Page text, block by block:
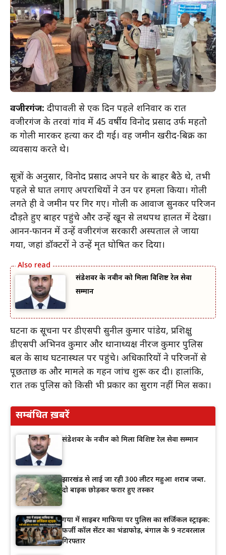
वजीरगंज: दीपावली से एक दिन पहले शनिवार की रात
वजीरगंज के तरवां गांव में 45 वर्षीय विनोद प्रसाद उर्फ महतो
की गोली मारकर हत्या कर दी गई। वह जमीन खरीद-बिक्री का
व्यवसाय करते थे।
सूत्रों के अनुसार, विनोद प्रसाद अपने घर के बाहर बैठे थे, तभी
पहले से घात लगाए अपराधियों ने उन पर हमला किया। गोली
लगते ही वे जमीन पर गिर गए। गोली की आवाज सुनकर परिजन
दौड़ते हुए बाहर पहुंचे और उन्हें खून से लथपथ हालत में देखा।
आनन-फानन में उन्हें वजीरगंज सरकारी अस्पताल ले जाया
गया, जहां डॉक्टरों ने उन्हें मृत घोषित कर दिया।
संडेशवर के नवीन को मिला विशिष्ट रेल सेवा
सम्मान
घटना की सूचना पर डीएसपी सुनील कुमार पांडेय, प्रशिक्षु
डीएसपी अभिनव कुमार और थानाध्यक्ष नीरज कुमार पुलिस
बल के साथ घटनास्थल पर पहुंचे। अधिकारियों ने परिजनों से
पूछताछ की और मामले की गहन जांच शुरू कर दी। हालांकि,
रात तक पुलिस को किसी भी प्रकार का सुराग नहीं मिल सका।
सम्बंधित ख़बरें
संडेशवर के नवीन को मिला विशिष्ट रेल सेवा सम्मान
झारखंड से लाई जा रही 300 लीटर महुआ शराब जब्त.
दो बाइक छोड़कर फरार हुए तस्कर
गया में साइबर माफिया पर पुलिस का सर्जिकल स्ट्राइक:
फर्जी कॉल सेंटर का भंडाफोड़, बंगाल के 9 नटवरलाल
गिरफ्तार